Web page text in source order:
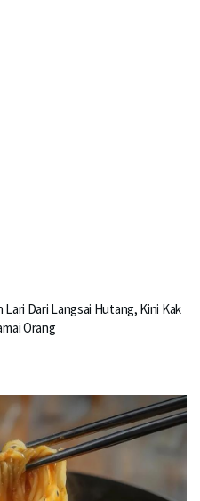
Dari Langsai Hutang, Kini Kak
Orang